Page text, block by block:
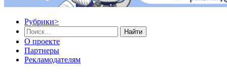
Рубрики>
Найти
О проекте
Партнеры
Рекламодателям